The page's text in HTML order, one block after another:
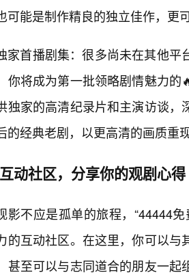
可能是制作精良的独立佳作，更
家首播剧集：很多尚未在其他平
你将成为第一批领略剧情魅力
独家的高清纪录片和主演访谈
的经典老剧，以更高清的画质重
动社区，分享你的观剧心得
影不应是孤单的旅程，“44444
的互动社区。在这里，你可以
甚至可以与志同道合的朋友一